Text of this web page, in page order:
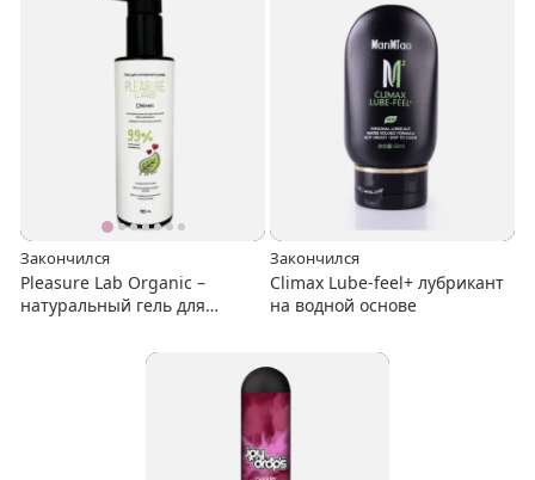
Закончился
Pleasure Lab Organic –
натуральный гель для
Закончился
Climax Lube-feel+ лубрикант
на водной основе